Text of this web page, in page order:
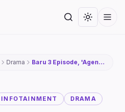
Cari Toggle
Drama
Baru 3 Episode, 'Agent
Miniseri No. 1 Tahun Ini
INFOTAINMENT DRAMA